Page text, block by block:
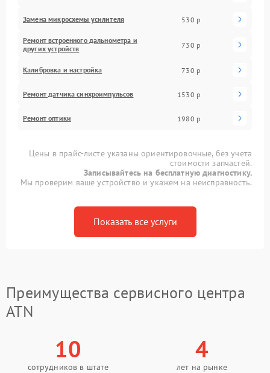
Замена микросхемы усилителя 530 р
Ремонт встроенного дальнометра и
других устройств
730 р
Калибровка и настройка 730 р
Ремонт датчика синхроимпульсов 1530 р
Ремонт оптики 1980 р
Цены в прайс-листе указаны ориентировочные, без учета
стоимости запчастей.
Записывайтесь на бесплатную диагностику.
Мы проверим ваше устройство и укажем на неисправность.
Показать все услуги
Преимущества сервисного центра
ATN
10
сотрудников в штате
4
лет на рынке